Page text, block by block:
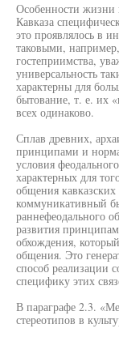
Особенности жизни
Кавказа
это проявлялось в
таковыми,
гостеприимства,
универсальность
характерны для
бытование, т. е. их
всех одинаково.
Сплав древних,
принципами и
условия
характерных для
общения
коммуникативный
раннефеодального
развития
обхождения,
общения. Это
способ реализации
специфику этих
В параграфе 2.3.
стереотипов в